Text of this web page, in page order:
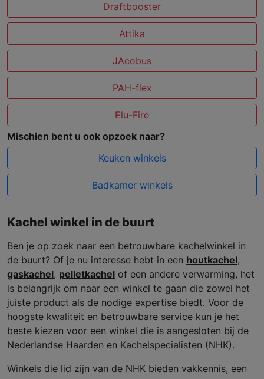
Draftbooster
Attika
JAcobus
PAH-flex
Elu-Fire
Mischien bent u ook opzoek naar?
Keuken winkels
Badkamer winkels
Kachel winkel in de buurt
Ben je op zoek naar een betrouwbare kachelwinkel in
de buurt? Of je nu interesse hebt in een houtkachel,
gaskachel, pelletkachel of een andere verwarming, het
is belangrijk om naar een winkel te gaan die zowel het
juiste product als de nodige expertise biedt. Voor de
hoogste kwaliteit en betrouwbare service kun je het
beste kiezen voor een winkel die is aangesloten bij de
Nederlandse Haarden en Kachelspecialisten (NHK).
Winkels die lid zijn van de NHK bieden vakkennis, een